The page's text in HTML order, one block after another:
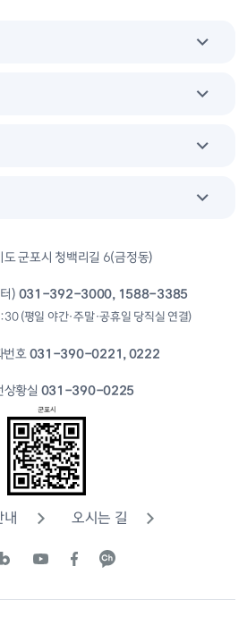
군포시 청백리길 6(금정동)
) 031-392-3000, 1588-3385
(평일 야간·주말·공휴일 당직실 연결)
번호031-390-0221, 0222
상황실 031-390-0225
오시는 길